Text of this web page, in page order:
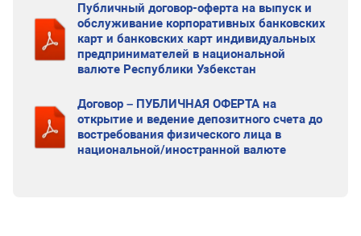
Публичный договор-оферта на выпуск и
обслуживание корпоративных банковских
карт и банковских карт индивидуальных
предпринимателей в национальной
валюте Республики Узбекстан
Договор – ПУБЛИЧНАЯ ОФЕРТА на
открытие и ведение депозитного счета до
востребования физического лица в
национальной/иностранной валюте